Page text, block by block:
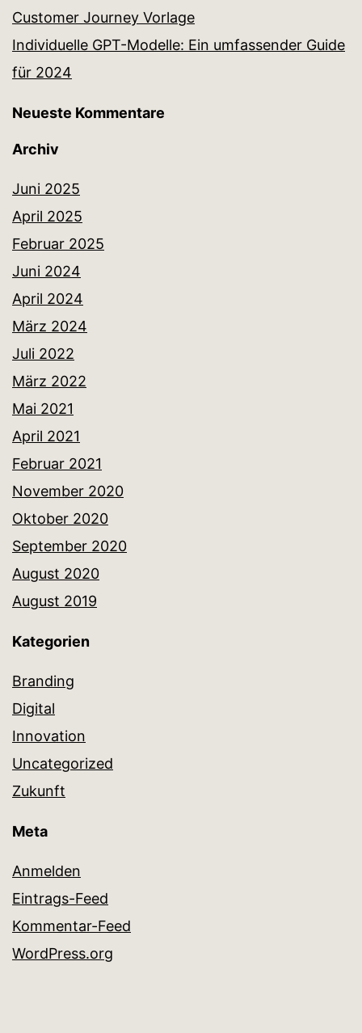
Customer Journey Vorlage
Individuelle GPT-Modelle: Ein umfassender Guide
für 2024
Neueste Kommentare
Archiv
Juni 2025
April 2025
Februar 2025
Juni 2024
April 2024
März 2024
Juli 2022
März 2022
Mai 2021
April 2021
Februar 2021
November 2020
Oktober 2020
September 2020
August 2020
August 2019
Kategorien
Branding
Digital
Innovation
Uncategorized
Zukunft
Meta
Anmelden
Eintrags-Feed
Kommentar-Feed
WordPress.org